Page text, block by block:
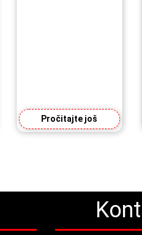
Pročitajte još